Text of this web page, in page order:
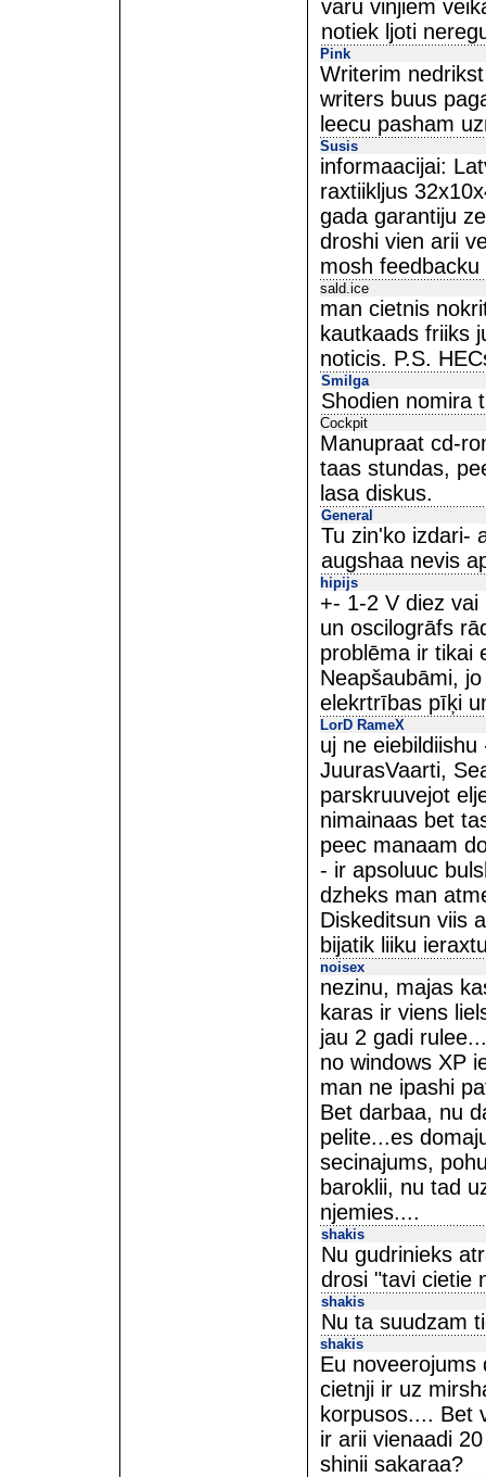
varu vinjiem
notiek ljoti
Pink
Writerim
writers buus
leecu pasham
Susis
informaacijai:
raxtiikljus
gada garantiju
droshi vien arii
mosh
sald.ice
man cietnis
kautkaads friiks
noticis. P.S.
Smilga
Shodien nomira
Cockpit
Manupraat cd-
taas stundas,
lasa diskus.
General
Tu zin'ko izdari-
augshaa nevis
hipijs
+- 1-2 V diez
un oscilogrāfs
problēma ir tikai
Neapšaubāmi,
elekrtrības pīķi
LorD RameX
uj ne
JuurasVaarti,
parskruuvejot
nimainaas bet
peec manaam
- ir apsoluuc
dzheks man
Diskeditsun viis
bijatik liiku
noisex
nezinu, majas
karas ir viens
jau 2 gadi
no windows XP
man ne ipashi
Bet darbaa, nu
pelite...es
secinajums,
baroklii, nu tad
njemies....
shakis
Nu gudrinieks
drosi "tavi cietie
shakis
Nu ta suudzam
shakis
Eu noveerojums
cietnji ir uz
korpusos.... Bet
ir arii vienaadi
shinii sakaraa?